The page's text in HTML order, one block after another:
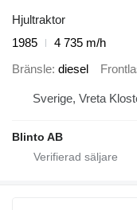
Hjultraktor
1985
4 735 m/h
Bränsle diesel
Sverige, Vreta
Blinto AB